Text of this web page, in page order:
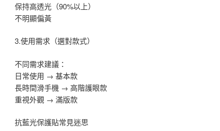
保持高透光（90%以上）
不明顯偏黃
3️.使用需求（選對款式）
不同需求建議：
日常使用 → 基本款
長時間滑手機 → 高階護眼款
重視外觀 → 滿版款
抗藍光保護貼常見迷思